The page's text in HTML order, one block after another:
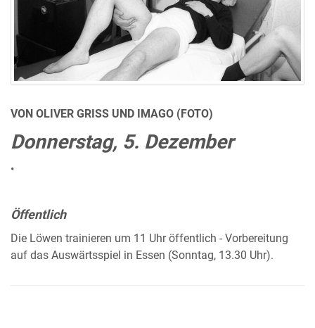
VON OLIVER GRISS UND IMAGO (FOTO)
Donnerstag, 5. Dezember
•
Öffentlich
Die Löwen trainieren um 11 Uhr öffentlich - Vorbereitung
auf das Auswärtsspiel in Essen (Sonntag, 13.30 Uhr).